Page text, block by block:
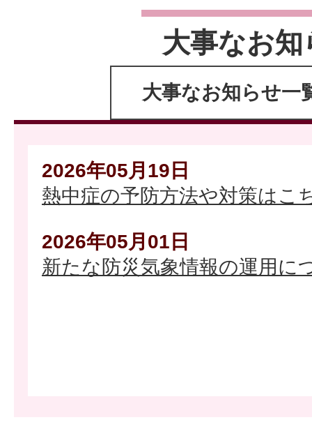
大事なお知
大事なお知らせ一
2026年05月19日
熱中症の予防方法や対策はこ
2026年05月01日
新たな防災気象情報の運用に